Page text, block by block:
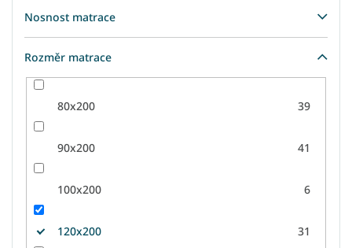
Nosnost matrace
Rozměr matrace
80x200 39
90x200 41
100x200 6
120x200 31